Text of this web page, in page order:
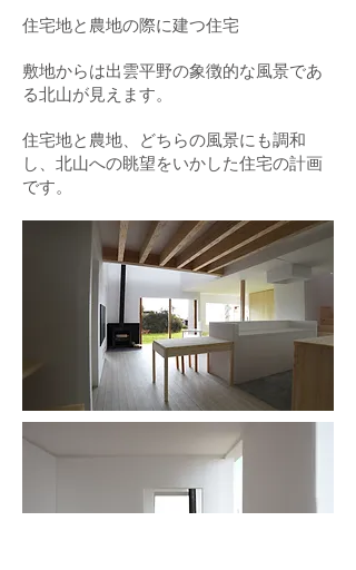
住宅地と農地の際に建つ住宅
敷地からは出雲平野の象徴的な風景であ
る北山が見えます。
​住宅地と農地、どちらの風景にも調和
し、北山への眺望をいかした住宅の計画
です。